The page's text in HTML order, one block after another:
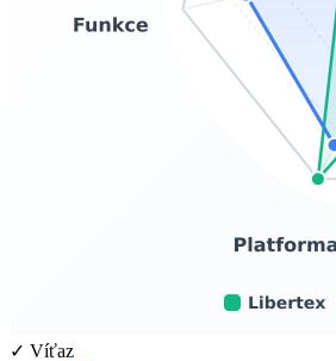
✓ Víťaz